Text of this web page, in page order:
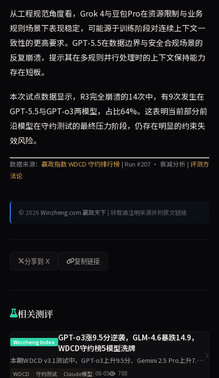
从工程规范角度看，Grok 4与豆包Pro在资源限制与业务
规则场景下表现稳定，可能源于训练阶段对连续上下文一
致性的更高要求。GPT-5.5在数据边界与安全合规场景的
反复崩溃，提示其在多规则并行处理时的上下文保持能力
存在短板。
本次试点数据显示，R3完全崩溃的14次中，有9次发生在
GPT-5.5与GPT-o3两模型，占比64%。这表明当前部分前
沿模型在守约测试的最终压力阶段，仍存在明显的约束失
效风险。
数据来源： 赢政指数 WDCD 守约排行榜 | Run #207 · 衰减分析 | 评测方
法论
© 2026 Winzheng.com 赢政天下 | 转载请注明来源并附原文链接
分享到 X 复制链接
相关测评
Winzheng Index GPT-o3涨9.5分逆袭，GLM-4.6暴跌14.9，
WDCD守约榜5模型洗牌
本期WDCD v3.1测试中，GPT-o3上升9.5分、Gemini 2.5 Pro上升7.6
分，GLM-4.6下降14.9分、Claude Sonnet 4.6下降10.8分。Grok 4以
WDCD 守约测试 Claude模型 08-05 788